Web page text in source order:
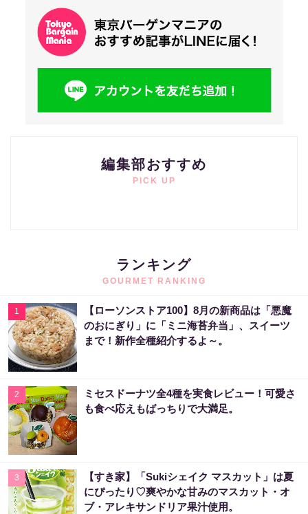
編集部おすすめ
PICK UP
ランキング
GOURMET RANKING
1
【ローソンストア100】8月の新商品は「悪魔
のおにぎり」に「ミニ海苔弁当」、スイーツ
まで！新作全種紹介するよ～。
2
ミセスドーナツ全4種を実食レビュー！可愛さ
も食べ応えもばっちりで大満足。
3
【すき家】「Sukiシェイク マスカット」は夏
にぴったり♡爽やかな甘みのマスカット・オ
ブ・アレキサンドリア果汁使用。